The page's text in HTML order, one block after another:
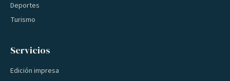
Deportes
Turismo
Servicios
Edición impresa